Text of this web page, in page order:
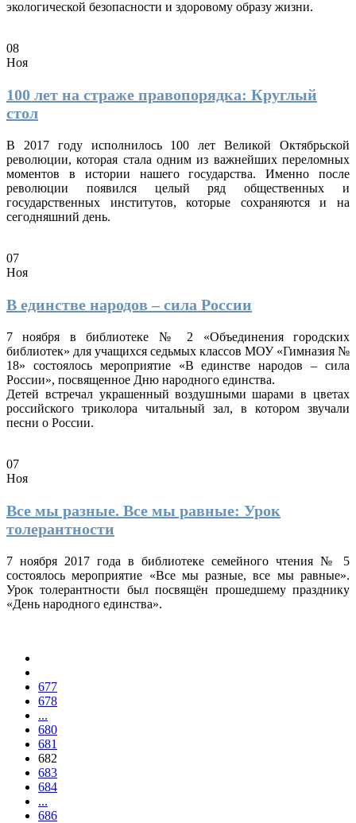
экологической безопасности и здоровому образу жизни.
08
Ноя
100 лет на страже правопорядка: Круглый
стол
В 2017 году исполнилось 100 лет Великой Октябрьской
революции, которая стала одним из важнейших переломных
моментов в истории нашего государства. Именно после
революции появился целый ряд общественных и
государственных институтов, которые сохраняются и на
сегодняшний день.
07
Ноя
В единстве народов – сила России
7 ноября в библиотеке № 2 «Объединения городских
библиотек» для учащихся седьмых классов МОУ «Гимназия №
18» состоялось мероприятие «В единстве народов – сила
России», посвященное Дню народного единства.
Детей встречал украшенный воздушными шарами в цветах
российского триколора читальный зал, в котором звучали
песни о России.
07
Ноя
Все мы разные. Все мы равные: Урок
толерантности
7 ноября 2017 года в библиотеке семейного чтения № 5
состоялось мероприятие «Все мы разные, все мы равные».
Урок толерантности был посвящён прошедшему празднику
«День народного единства».
677
678
...
680
681
682
683
684
...
686